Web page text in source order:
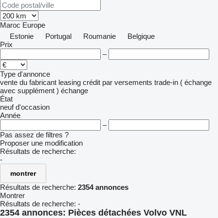
Maroc Europe
Estonie
Portugal Roumanie
Belgique
Prix
–
Type d'annonce
vente du fabricant leasing crédit par versements trade-in ( échange
avec supplément ) échange
État
neuf d'occasion
Année
–
Pas assez de filtres ?
Proposer une modification
Résultats de recherche:
-
montrer
Résultats de recherche: 2354 annonces
Montrer
Résultats de recherche: -
2354 annonces: Pièces détachées Volvo VNL